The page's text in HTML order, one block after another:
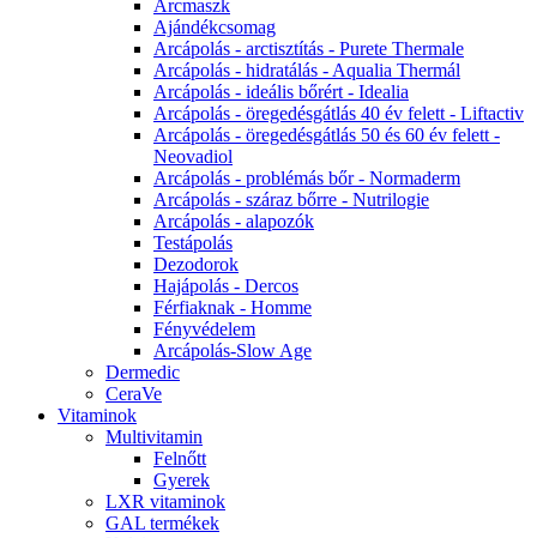
Arcmaszk
Ajándékcsomag
Arcápolás - arctisztítás - Purete Thermale
Arcápolás - hidratálás - Aqualia Thermál
Arcápolás - ideális bőrért - Idealia
Arcápolás - öregedésgátlás 40 év felett - Liftactiv
Arcápolás - öregedésgátlás 50 és 60 év felett -
Neovadiol
Arcápolás - problémás bőr - Normaderm
Arcápolás - száraz bőrre - Nutrilogie
Arcápolás - alapozók
Testápolás
Dezodorok
Hajápolás - Dercos
Férfiaknak - Homme
Fényvédelem
Arcápolás-Slow Age
Dermedic
CeraVe
Vitaminok
Multivitamin
Felnőtt
Gyerek
LXR vitaminok
GAL termékek